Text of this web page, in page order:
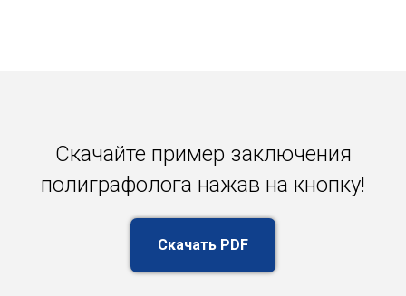
Скачайте пример заключения
полиграфолога нажав на кнопку!
Скачать PDF